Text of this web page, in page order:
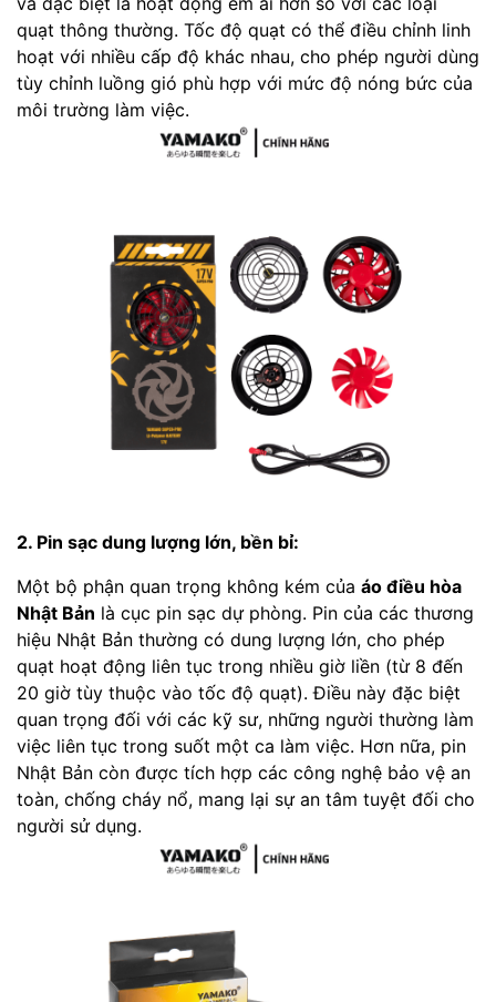
quạt thông thường. Tốc độ quạt có thể điều chỉnh linh
hoạt với nhiều cấp độ khác nhau, cho phép người dùng
tùy chỉnh luồng gió phù hợp với mức độ nóng bức của
môi trường làm việc.
2. Pin sạc dung lượng lớn, bền bỉ:
Một bộ phận quan trọng không kém của áo điều hòa
Nhật Bản là cục pin sạc dự phòng. Pin của các thương
hiệu Nhật Bản thường có dung lượng lớn, cho phép
quạt hoạt động liên tục trong nhiều giờ liền (từ 8 đến
20 giờ tùy thuộc vào tốc độ quạt). Điều này đặc biệt
quan trọng đối với các kỹ sư, những người thường làm
việc liên tục trong suốt một ca làm việc. Hơn nữa, pin
Nhật Bản còn được tích hợp các công nghệ bảo vệ an
toàn, chống cháy nổ, mang lại sự an tâm tuyệt đối cho
người sử dụng.